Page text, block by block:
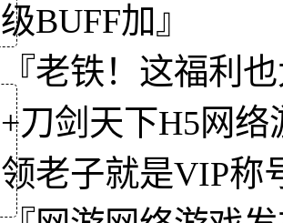
级BUFF加』
『老铁！这福利
+刀剑天下H5网络
领老子就是VIP称